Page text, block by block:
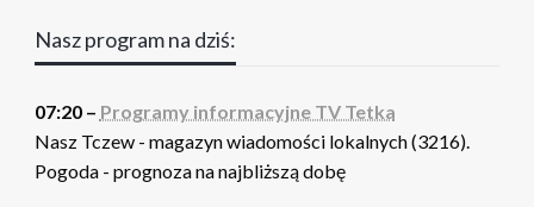
Nasz program na dziś:
07:20 – Programy informacyjne TV Tetka
Nasz Tczew - magazyn wiadomości lokalnych (3216).
Pogoda - prognoza na najbliższą dobę